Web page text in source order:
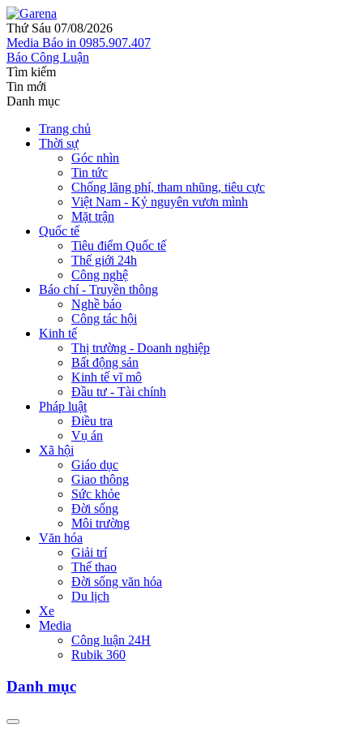
Thứ Sáu 07/08/2026
Media Báo in 0985.907.407
Báo Công Luận
Tìm kiếm
Tin mới
Danh mục
Trang chủ
Thời sự
Góc nhìn
Tin tức
Chống lãng phí, tham nhũng, tiêu cực
Việt Nam - Kỷ nguyên vươn mình
Mặt trận
Quốc tế
Tiêu điểm Quốc tế
Thế giới 24h
Công nghệ
Báo chí - Truyền thông
Nghề báo
Công tác hội
Kinh tế
Thị trường - Doanh nghiệp
Bất động sản
Kinh tế vĩ mô
Đầu tư - Tài chính
Pháp luật
Điều tra
Vụ án
Xã hội
Giáo dục
Giao thông
Sức khỏe
Đời sống
Môi trường
Văn hóa
Giải trí
Thể thao
Đời sống văn hóa
Du lịch
Xe
Media
Công luận 24H
Rubik 360
Danh mục